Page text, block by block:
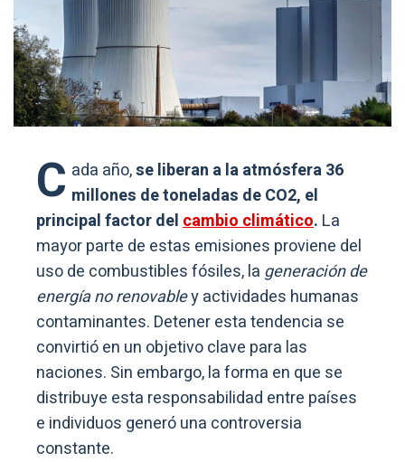
C ada año,se liberan a la atmósfera 36
millones de toneladas de CO2, el
principal factor delcambio climático. La
mayor parte de estas emisiones proviene del
uso de combustibles fósiles, la generación de
energía no renovabley actividades humanas
contaminantes. Detener esta tendencia se
convirtió en un objetivo clave para las
naciones. Sin embargo, la forma en que se
distribuye esta responsabilidad entre países
e individuos generó una controversia
constante.